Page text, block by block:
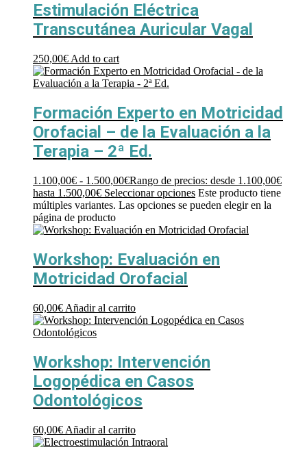
Estimulación Eléctrica
Transcutánea Auricular Vagal
250,00€ Add to cart
Formación Experto en Motricidad
Orofacial – de la Evaluación a la
Terapia – 2ª Ed.
1.100,00€ - 1.500,00€Rango de precios: desde 1.100,00€
hasta 1.500,00€ Seleccionar opciones Este producto tiene
múltiples variantes. Las opciones se pueden elegir en la
página de producto
Workshop: Evaluación en
Motricidad Orofacial
60,00€ Añadir al carrito
Workshop: Intervención
Logopédica en Casos
Odontológicos
60,00€ Añadir al carrito